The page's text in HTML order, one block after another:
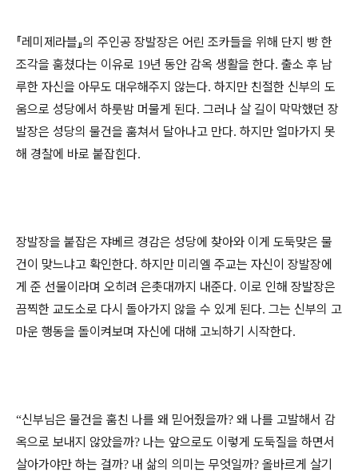
『레미제라블』의 주인공 장발장은 어린 조카들을 위해 단지 빵 한
조각을 훔쳤다는 이유로 19년 동안 감옥 생활을 한다. 출소 후 남
루한 자신을 아무도 대우해주지 않는다. 하지만 친절한 신부의 도
움으로 성당에서 하룻밤 머물게 된다. 그러나 살 길이 막막했던 장
발장은 성당의 물건을 훔쳐서 달아나고 만다. 하지만 얼마가지 못
해 경찰에 바로 붙잡힌다.
장발장을 붙잡은 쟈베르 경감은 성당에 찾아와 이게 도둑맞은 물
건이 맞느냐고 확인한다. 하지만 미리엘 주교는 자신이 장발장에
게 준 선물이라며 오히려 은촛대까지 내준다. 이로 인해 장발장은
끔찍한 교도소로 다시 돌아가지 않을 수 있게 된다. 그는 신부의 고
마운 행동을 돌이켜보며 자신에 대해 고뇌하기 시작한다.
“신부님은 물건을 훔친 나를 왜 믿어줬을까? 왜 나를 고발해서 감
옥으로 보내지 않았을까? 나는 앞으로도 이렇게 도둑질을 하면서
살아가야만 하는 걸까? 내 삶의 의미는 무엇일까? 올바르게 살기